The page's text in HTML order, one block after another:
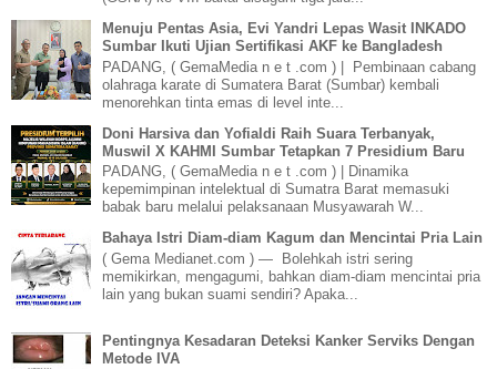
Menuju Pentas Asia, Evi Yandri Lepas Wasit INKADO
Sumbar Ikuti Ujian Sertifikasi AKF ke Bangladesh
PADANG, ( GemaMedia n e t .com ) | Pembinaan cabang
olahraga karate di Sumatera Barat (Sumbar) kembali
menorehkan tinta emas di level inte...
Doni Harsiva dan Yofialdi Raih Suara Terbanyak,
Muswil X KAHMI Sumbar Tetapkan 7 Presidium Baru
PADANG, ( GemaMedia n e t .com ) | Dinamika
kepemimpinan intelektual di Sumatra Barat memasuki
babak baru melalui pelaksanaan Musyawarah W...
Bahaya Istri Diam-diam Kagum dan Mencintai Pria Lain
( Gema Medianet.com ) — Bolehkah istri sering
memikirkan, mengagumi, bahkan diam-diam mencintai pria
lain yang bukan suami sendiri? Apaka...
Pentingnya Kesadaran Deteksi Kanker Serviks Dengan
Metode IVA